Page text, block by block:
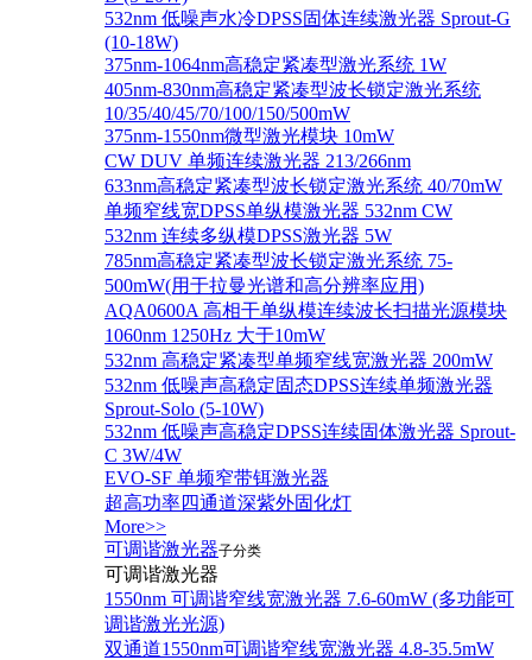
532nm 低噪声水冷DPSS固体连续激光器 Sprout-G
(10-18W)
375nm-1064nm高稳定紧凑型激光系统 1W
405nm-830nm高稳定紧凑型波长锁定激光系统
10/35/40/45/70/100/150/500mW
375nm-1550nm微型激光模块 10mW
CW DUV 单频连续激光器 213/266nm
633nm高稳定紧凑型波长锁定激光系统 40/70mW
单频窄线宽DPSS单纵模激光器 532nm CW
532nm 连续多纵模DPSS激光器 5W
785nm高稳定紧凑型波长锁定激光系统 75-
500mW(用于拉曼光谱和高分辨率应用)
AQA0600A 高相干单纵模连续波长扫描光源模块
1060nm 1250Hz 大于10mW
532nm 高稳定紧凑型单频窄线宽激光器 200mW
532nm 低噪声高稳定固态DPSS连续单频激光器
Sprout‐Solo (5-10W)
532nm 低噪声高稳定DPSS连续固体激光器 Sprout-
C 3W/4W
EVO-SF 单频窄带铒激光器
超高功率四通道深紫外固化灯
More>>
可调谐激光器子分类
可调谐激光器
1550nm 可调谐窄线宽激光器 7.6-60mW (多功能可
调谐激光光源)
双通道1550nm可调谐窄线宽激光器 4.8-35.5mW